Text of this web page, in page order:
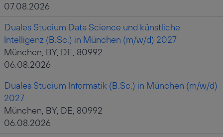
07.08.2026
Duales Studium Data Science und künstliche
Intelligenz (B.Sc.) in München (m/w/d) 2027
München, BY, DE, 80992
06.08.2026
Duales Studium Informatik (B.Sc.) in München (m/w/d)
2027
München, BY, DE, 80992
06.08.2026